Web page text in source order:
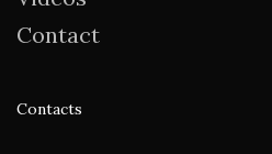
Contact
Contacts